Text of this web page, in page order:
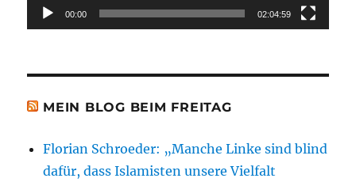
00:00 02:04:59
MEIN BLOG BEIM FREITAG
Florian Schroeder: „Manche Linke sind blind
dafür, dass Islamisten unsere Vielfalt